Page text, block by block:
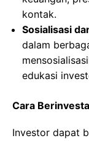
kontak.
Sosialisasi
dalam
edukasi
Cara
Investor dapat